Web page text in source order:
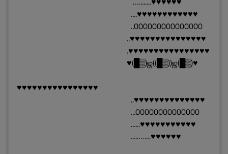
....♥♥♥♥♥♥♥♥♥♥♥♥
..000000000000000
..♥♥♥♥♥♥♥♥♥♥♥♥♥♥♥
.♥♥♥♥♥♥♥♥♥♥♥♥♥♥♥♥
♥(█▒)ஜ((█▒))ஜ(█▒)♥
♥♥♥♥♥♥♥♥♥♥♥♥♥♥♥♥
..♥♥♥♥♥♥♥♥♥♥♥♥♥♥
...00000000000000
......♥♥♥♥♥♥♥♥♥♥♥
.....…....♥♥♥♥♥♥